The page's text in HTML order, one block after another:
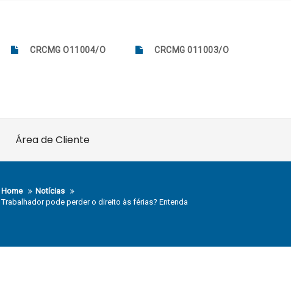
CRCMG O11004/O CRCMG 011003/O
Área de Cliente
Home
Notícias
Trabalhador pode perder o direito às férias? Entenda